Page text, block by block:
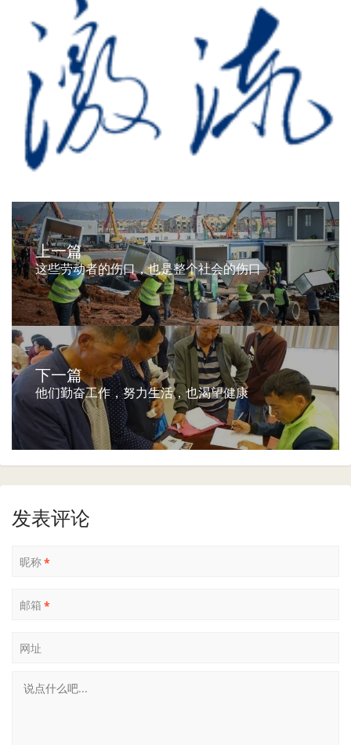
上一篇
这些劳动者的伤口，也是整个社会的伤口
下一篇
他们勤奋工作，努力生活，也渴望健康
发表评论
昵称*
邮箱 *
网址